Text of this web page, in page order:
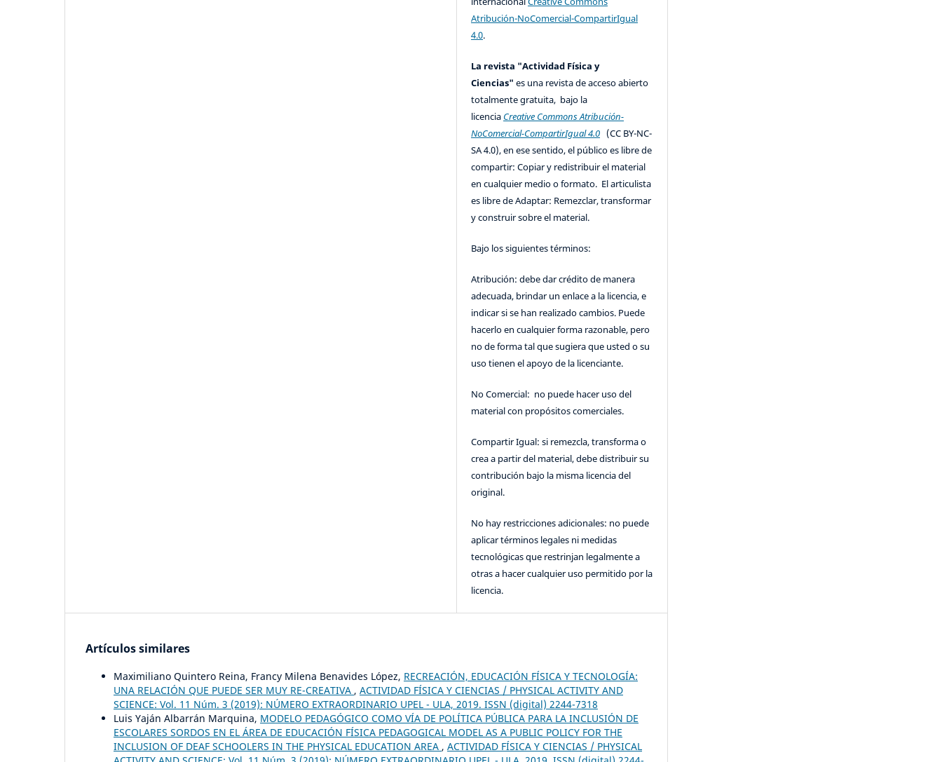
Atribución-NoComercial-CompartirIgual
4.0.
La revista "Actividad Física y
Ciencias"es una revista de acceso abierto
totalmente gratuita, bajo la
licencia Creative Commons Atribución-
NoComercial-CompartirIgual 4.0 (CC BY-NC-
SA 4.0), en ese sentido, el público es libre de
compartir: Copiar y redistribuir el material
en cualquier medio o formato. El articulista
es libre de Adaptar: Remezclar, transformar
y construir sobre el material.
Bajo los siguientes términos:
Atribución: debe dar crédito de manera
adecuada, brindar un enlace a la licencia, e
indicar si se han realizado cambios. Puede
hacerlo en cualquier forma razonable, pero
no de forma tal que sugiera que usted o su
uso tienen el apoyo de la licenciante.
No Comercial: no puede hacer uso del
material con propósitos comerciales.
Compartir Igual: si remezcla, transforma o
crea a partir del material, debe distribuir su
contribución bajo la misma licencia del
original.
No hay restricciones adicionales: no puede
aplicar términos legales ni medidas
tecnológicas que restrinjan legalmente a
otras a hacer cualquier uso permitido por la
licencia.
Artículos similares
Maximiliano Quintero Reina, Francy Milena Benavides López, RECREACIÓN, EDUCACIÓN FÍSICA Y TECNOLOGÍA:
UNA RELACIÓN QUE PUEDE SER MUY RE-CREATIVA , ACTIVIDAD FÍSICA Y CIENCIAS / PHYSICAL ACTIVITY AND
SCIENCE: Vol. 11 Núm. 3 (2019): NÚMERO EXTRAORDINARIO UPEL - ULA, 2019. ISSN (digital) 2244-7318
Luis Yaján Albarrán Marquina, MODELO PEDAGÓGICO COMO VÍA DE POLÍTICA PÚBLICA PARA LA INCLUSIÓN DE
ESCOLARES SORDOS EN EL ÁREA DE EDUCACIÓN FÍSICA PEDAGOGICAL MODEL AS A PUBLIC POLICY FOR THE
INCLUSION OF DEAF SCHOOLERS IN THE PHYSICAL EDUCATION AREA , ACTIVIDAD FÍSICA Y CIENCIAS / PHYSICAL